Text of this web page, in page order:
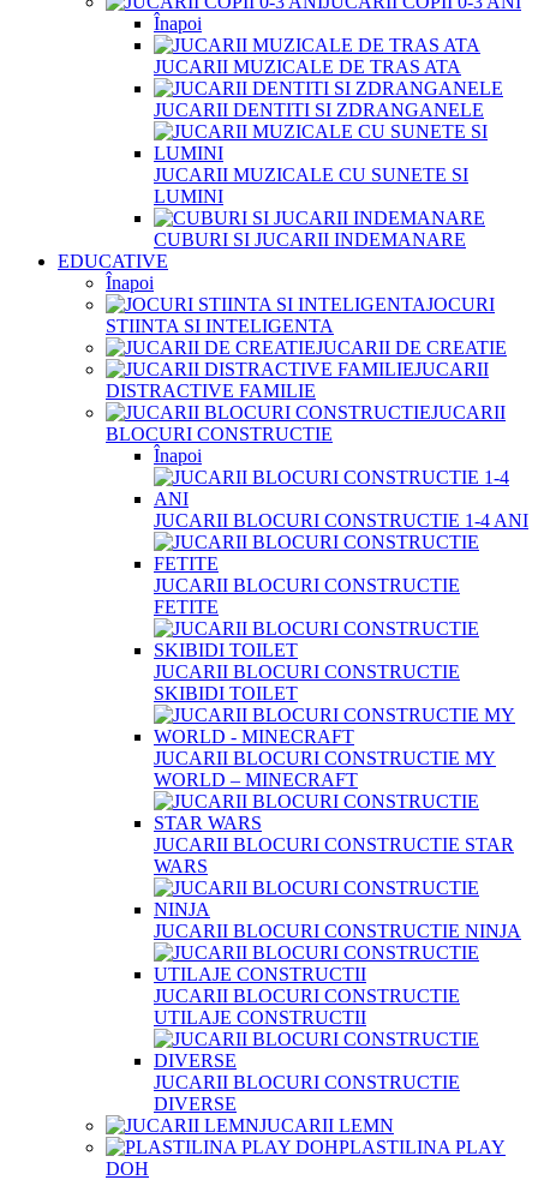
Înapoi
JUCARII MUZICALE DE TRAS ATA
JUCARII DENTITI SI ZDRANGANELE
JUCARII MUZICALE CU SUNETE SI
LUMINI
CUBURI SI JUCARII INDEMANARE
EDUCATIVE
Înapoi
JOCURI
STIINTA SI INTELIGENTA
JUCARII DE CREATIE
JUCARII
DISTRACTIVE FAMILIE
JUCARII
BLOCURI CONSTRUCTIE
Înapoi
JUCARII BLOCURI CONSTRUCTIE 1-4 ANI
JUCARII BLOCURI CONSTRUCTIE
FETITE
JUCARII BLOCURI CONSTRUCTIE
SKIBIDI TOILET
JUCARII BLOCURI CONSTRUCTIE MY
WORLD – MINECRAFT
JUCARII BLOCURI CONSTRUCTIE STAR
WARS
JUCARII BLOCURI CONSTRUCTIE NINJA
JUCARII BLOCURI CONSTRUCTIE
UTILAJE CONSTRUCTII
JUCARII BLOCURI CONSTRUCTIE
DIVERSE
JUCARII LEMN
PLASTILINA PLAY
DOH